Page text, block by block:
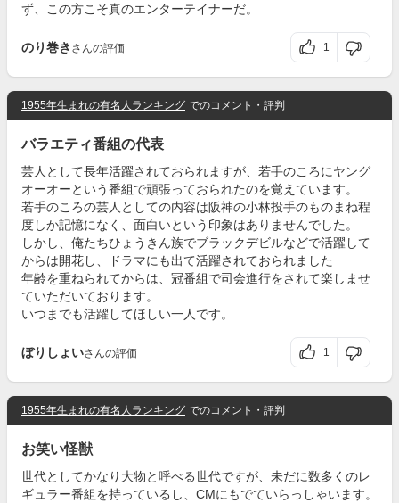
ず、この方こそ真のエンターテイナーだ。
のり巻き さんの評価 1
1955年生まれの有名人ランキング でのコメント・評判
バラエティ番組の代表
芸人として長年活躍されておられますが、若手のころにヤング
オーオーという番組で頑張っておられたのを覚えています。
若手のころの芸人としての内容は阪神の小林投手のものまね程
度しか記憶になく、面白いという印象はありませんでした。
しかし、俺たちひょうきん族でブラックデビルなどで活躍して
からは開花し、ドラマにも出て活躍されておられました
年齢を重ねられてからは、冠番組で司会進行をされて楽しませ
ていただいております。
いつまでも活躍してほしい一人です。
ぼりしょいさんの評価 1
1955年生まれの有名人ランキング でのコメント・評判
お笑い怪獣
世代としてかなり大物と呼べる世代ですが、未だに数多くのレ
ギュラー番組を持っているし、CMにもでていらっしゃいます。